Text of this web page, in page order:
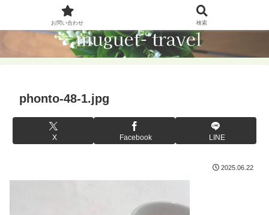
phonto-48-1.jpg
X Facebook LINE
2025.06.22
お問い合わせ 検索